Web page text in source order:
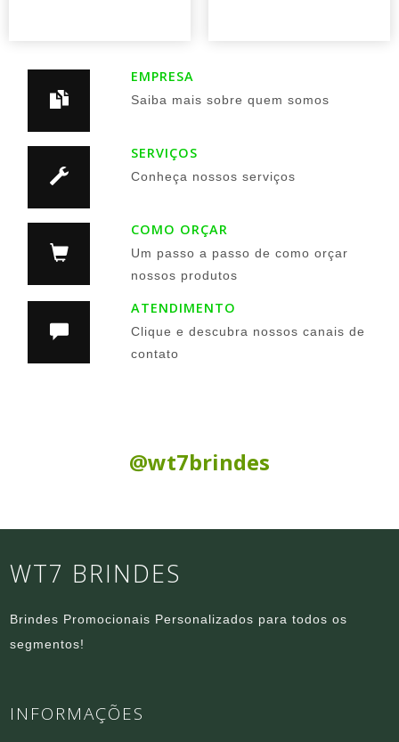
EMPRESA
Saiba mais sobre quem somos
SERVIÇOS
Conheça nossos serviços
COMO ORÇAR
Um passo a passo de como orçar
nossos produtos
ATENDIMENTO
Clique e descubra nossos canais de
contato
@wt7brindes
WT7 BRINDES
Brindes Promocionais Personalizados para todos os
segmentos!
INFORMAÇÕES